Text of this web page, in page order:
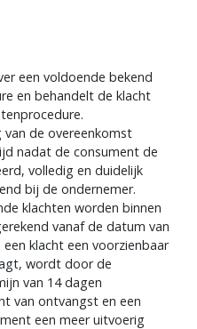
een voldoende bekend
en behandelt de klacht
van de overeenkomst
nadat de consument de
volledig en duidelijk
bij de ondernemer.
klachten worden binnen
vanaf de datum van
klacht een voorzienbaar
wordt door de
van 14 dagen
van ontvangst en een